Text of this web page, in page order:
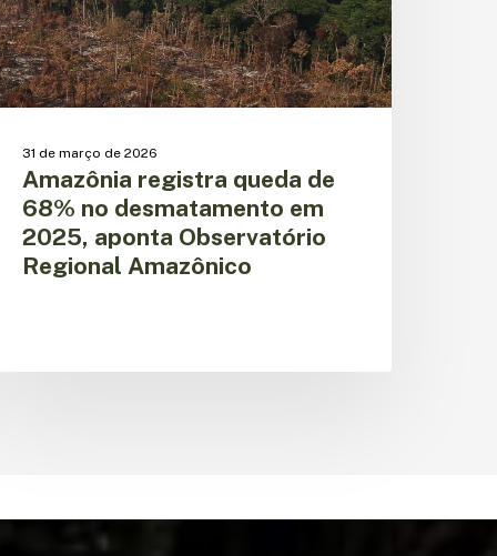
31 de março de 2026
Amazônia registra queda de
68% no desmatamento em
2025, aponta Observatório
Regional Amazônico